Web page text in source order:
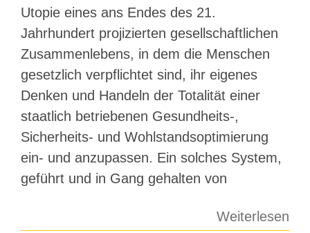
Utopie eines ans Endes des 21.
Jahrhundert projizierten gesellschaftlichen
Zusammenlebens, in dem die Menschen
gesetzlich verpflichtet sind, ihr eigenes
Denken und Handeln der Totalität einer
staatlich betriebenen Gesundheits-,
Sicherheits- und Wohlstandsoptimierung
ein- und anzupassen. Ein solches System,
geführt und in Gang gehalten von
Weiterlesen